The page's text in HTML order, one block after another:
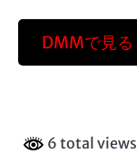
DMMで見る
6 total views